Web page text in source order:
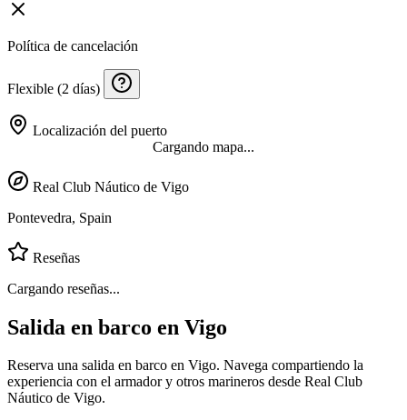
Política de cancelación
Flexible (2 días)
Localización del puerto
Cargando mapa...
Real Club Náutico de Vigo
Pontevedra, Spain
Reseñas
Cargando reseñas...
Salida en barco en Vigo
Reserva una salida en barco en Vigo. Navega compartiendo la
experiencia con el armador y otros marineros desde Real Club
Náutico de Vigo.